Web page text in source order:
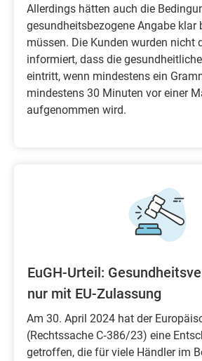
Allerdings hätten auch die
gesundheitsbezogene Angabe klar
müssen. Die Kunden wurden nicht
informiert, dass die
eintritt, wenn mindestens ein
mindestens 30 Minuten vor einer
aufgenommen wird.
EuGH-Urteil:
nur mit EU-Zulassung
Am 30. April 2024 hat der
(Rechtssache C‑386/23) eine
getroffen, die für viele Händler im